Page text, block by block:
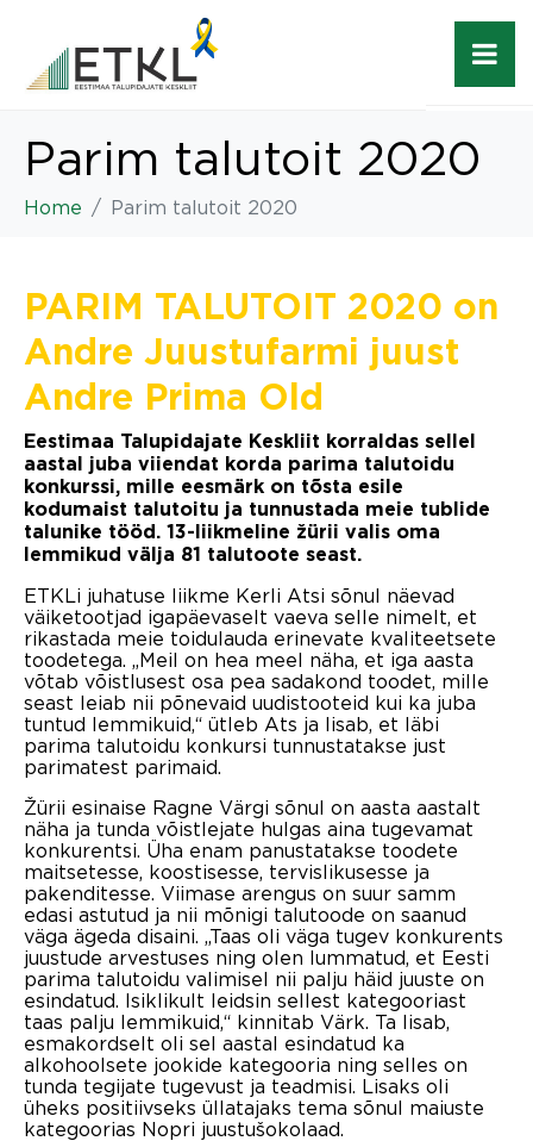
Parim talutoit 2020
Home Parim talutoit 2020
PARIM TALUTOIT 2020 on
Andre Juustufarmi juust
Andre Prima Old
Eestimaa Talupidajate Keskliit korraldas sellel
aastal juba viiendat korda parima talutoidu
konkurssi, mille eesmärk on tõsta esile
kodumaist talutoitu ja tunnustada meie tublide
talunike tööd. 13-liikmeline žürii valis oma
lemmikud välja 81 talutoote seast.
ETKLi juhatuse liikme Kerli Atsi sõnul näevad
väiketootjad igapäevaselt vaeva selle nimelt, et
rikastada meie toidulauda erinevate kvaliteetsete
toodetega. „Meil on hea meel näha, et iga aasta
võtab võistlusest osa pea sadakond toodet, mille
seast leiab nii põnevaid uudistooteid kui ka juba
tuntud lemmikuid,“ ütleb Ats ja lisab, et läbi
parima talutoidu konkursi tunnustatakse just
parimatest parimaid.
Žürii esinaise Ragne Värgi sõnul on aasta aastalt
näha ja tunda võistlejate hulgas aina tugevamat
konkurentsi. Üha enam panustatakse toodete
maitsetesse, koostisesse, tervislikusesse ja
pakenditesse. Viimase arengus on suur samm
edasi astutud ja nii mõnigi talutoode on saanud
väga ägeda disaini. „Taas oli väga tugev konkurents
juustude arvestuses ning olen lummatud, et Eesti
parima talutoidu valimisel nii palju häid juuste on
esindatud. Isiklikult leidsin sellest kategooriast
taas palju lemmikuid,“ kinnitab Värk. Ta lisab,
esmakordselt oli sel aastal esindatud ka
alkohoolsete jookide kategooria ning selles on
tunda tegijate tugevust ja teadmisi. Lisaks oli
üheks positiivseks üllatajaks tema sõnul maiuste
kategoorias Nopri juustušokolaad.